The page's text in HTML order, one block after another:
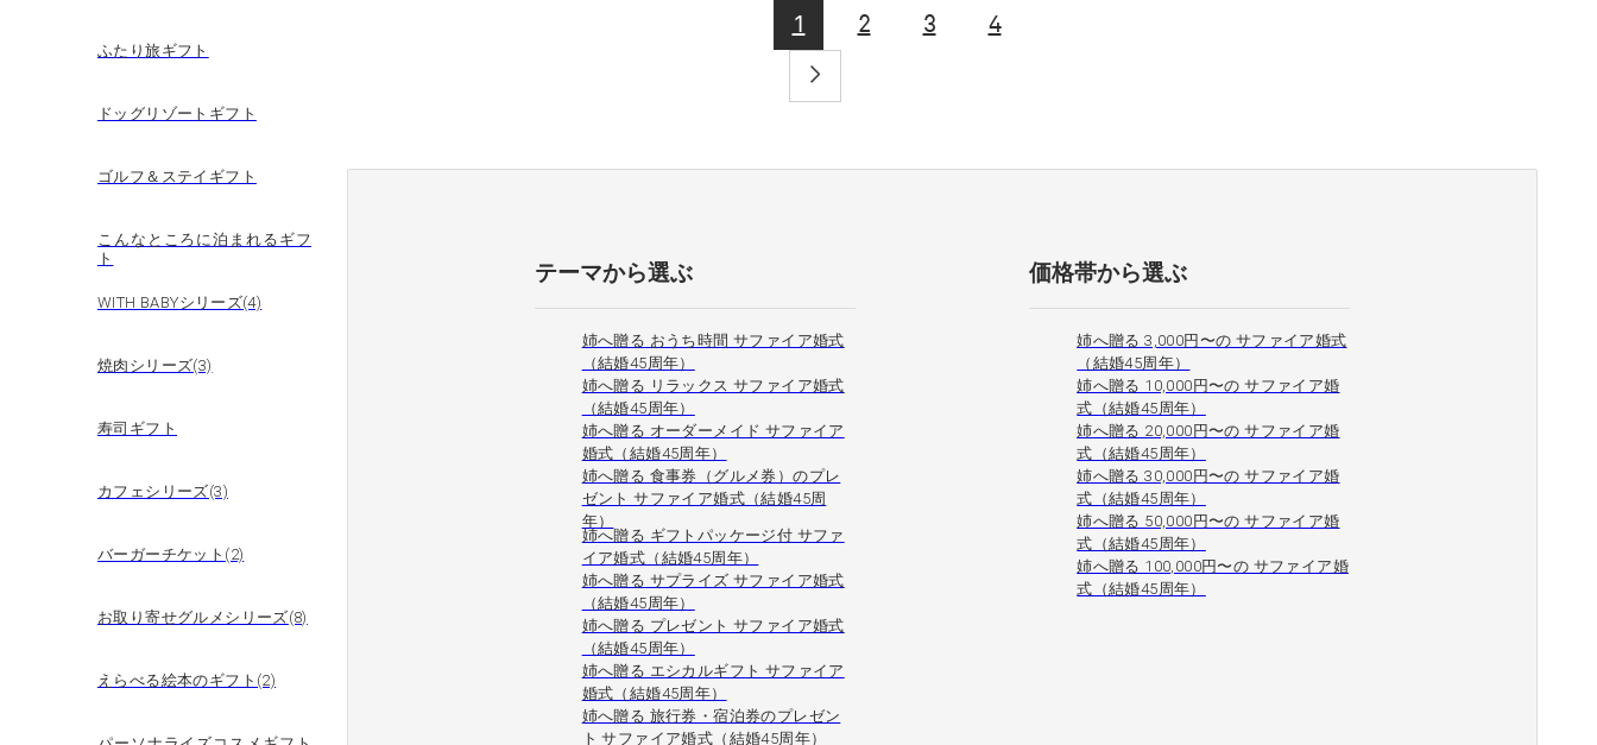
ふたり旅ギフト
ドッグリゾートギフト
ゴルフ＆ステイギフト
こんなところに泊まれるギフ
ト
WITH BABYシリーズ(4)
焼肉シリーズ(3)
寿司ギフト
カフェシリーズ(3)
バーガーチケット(2)
お取り寄せグルメシリーズ(8)
えらべる絵本のギフト(2)
1 2 3 4
テーマから選ぶ
姉へ贈る おうち時間 サファイア婚式
（結婚45周年）
姉へ贈る リラックス サファイア婚式
（結婚45周年）
姉へ贈る オーダーメイド サファイア
婚式（結婚45周年）
姉へ贈る 食事券（グルメ券）のプレ
ゼント サファイア婚式（結婚45周
年）
姉へ贈る ギフトパッケージ付 サファ
イア婚式（結婚45周年）
姉へ贈る サプライズ サファイア婚式
（結婚45周年）
姉へ贈る プレゼント サファイア婚式
（結婚45周年）
姉へ贈る エシカルギフト サファイア
婚式（結婚45周年）
姉へ贈る 旅行券・宿泊券のプレゼン
ト サファイア婚式（結婚45周年）
価格帯から選ぶ
姉へ贈る 3,000円〜の サファイア婚式
（結婚45周年）
姉へ贈る 10,000円〜の サファイア婚
式（結婚45周年）
姉へ贈る 20,000円〜の サファイア婚
式（結婚45周年）
姉へ贈る 30,000円〜の サファイア婚
式（結婚45周年）
姉へ贈る 50,000円〜の サファイア婚
式（結婚45周年）
姉へ贈る 100,000円〜の サファイア婚
式（結婚45周年）